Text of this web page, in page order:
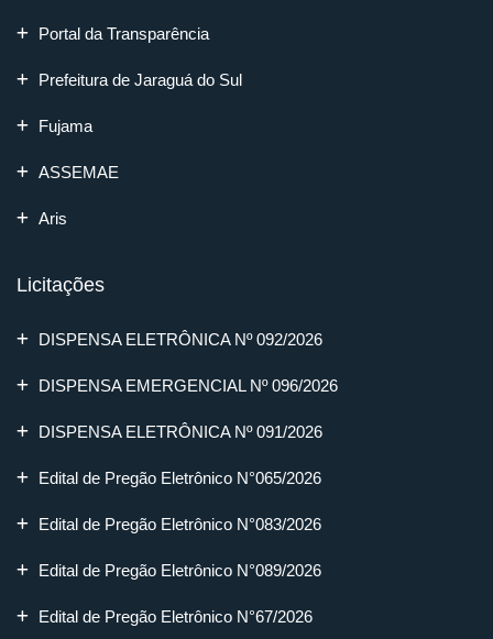
Portal da Transparência
Prefeitura de Jaraguá do Sul
Fujama
ASSEMAE
Aris
Licitações
DISPENSA ELETRÔNICA Nº 092/2026
DISPENSA EMERGENCIAL Nº 096/2026
DISPENSA ELETRÔNICA Nº 091/2026
Edital de Pregão Eletrônico N°065/2026
Edital de Pregão Eletrônico N°083/2026
Edital de Pregão Eletrônico N°089/2026
Edital de Pregão Eletrônico N°67/2026